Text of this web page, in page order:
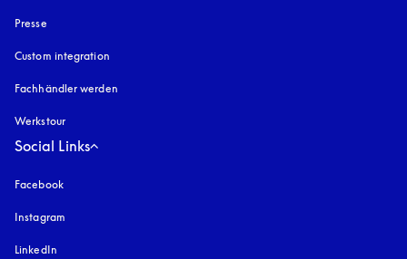
Presse
Custom integration
Fachhändler werden
Werkstour
Social Links
Facebook
Instagram
LinkedIn